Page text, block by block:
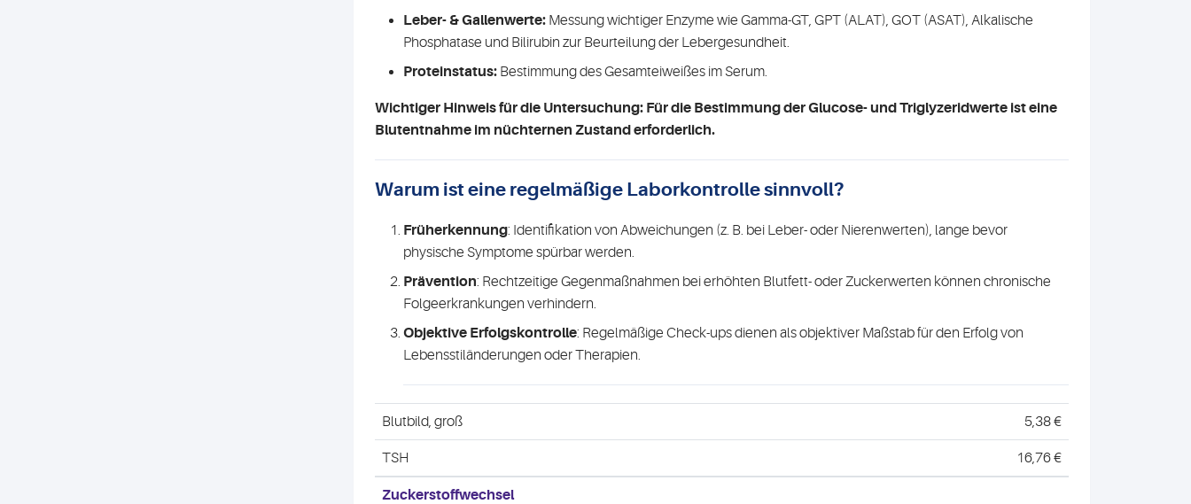
Leber- & Gallenwerte: Messung wichtiger Enzyme wie Gamma-GT, GPT (ALAT), GOT (ASAT), Alkalische
Phosphatase und Bilirubin zur Beurteilung der Lebergesundheit.
Proteinstatus: Bestimmung des Gesamteiweißes im Serum.
Wichtiger Hinweis für die Untersuchung: Für die Bestimmung der Glucose- und Triglyzeridwerte ist eine
Blutentnahme im nüchternen Zustand erforderlich.
Warum ist eine regelmäßige Laborkontrolle sinnvoll?
Früherkennung: Identifikation von Abweichungen (z. B. bei Leber- oder Nierenwerten), lange bevor
physische Symptome spürbar werden.
Prävention: Rechtzeitige Gegenmaßnahmen bei erhöhten Blutfett- oder Zuckerwerten können chronische
Folgeerkrankungen verhindern.
Objektive Erfolgskontrolle: Regelmäßige Check-ups dienen als objektiver Maßstab für den Erfolg von
Lebensstiländerungen oder Therapien.
Blutbild, groß 5,38 €
TSH 16,76 €
Zuckerstoffwechsel